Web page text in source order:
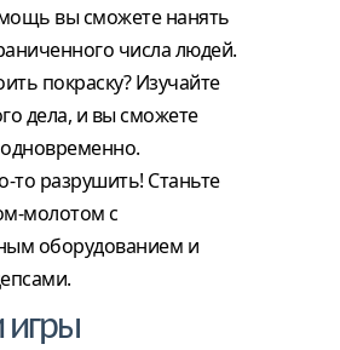
вы сможете нанять
числа людей.
покраску? Изучайте
дела, и вы сможете
то разрушить! Станьте
молотом с
оборудованием и
игры